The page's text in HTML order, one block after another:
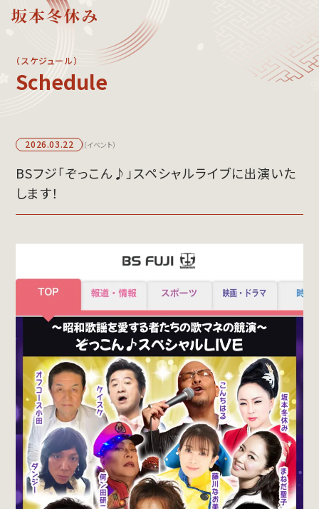
略歴と活動紹介
メディア出演
スケジュール
イベント出演
SNS
ギャラリー
動画コーナー
講演会資料
出演依頼/公演依頼
（スケジュール）
schedule
2026.03.22 （イベント）
BSフジ「ぞっこん♪」スペシャルライブに出演いた
します！